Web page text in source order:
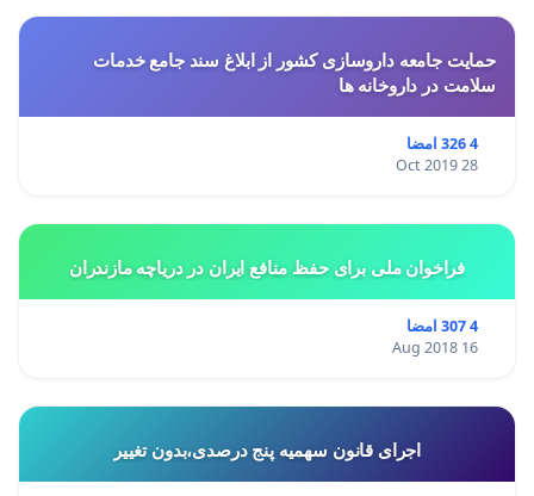
حمایت جامعه داروسازی کشور از ابلاغ سند جامع خدمات
سلامت در داروخانه ها
4 326 امضا
28 Oct 2019
فراخوان ملی برای حفظ منافع ایران در دریاچه مازندران
4 307 امضا
16 Aug 2018
اجرای قانون سهمیه پنج درصدی،بدون تغییر